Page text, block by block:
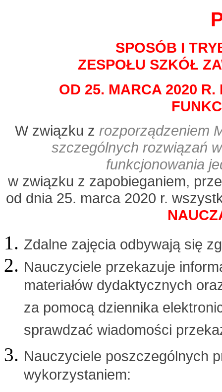
SPOSÓB I
ZESPOŁU SZKÓŁ
OD 25. MARCA 2020
W związku z rozporządzeniem
szczególnych rozwiązań
funkcjonowania
w związku z zapobieganiem,
od dnia 25. marca 2020 r.
Zdalne zajęcia odbywają się
Nauczyciele przekazuje
materiałów dydaktycznych
za pomocą dziennika
sprawdzać wiadomości
Nauczyciele poszczególnych
wykorzystaniem: